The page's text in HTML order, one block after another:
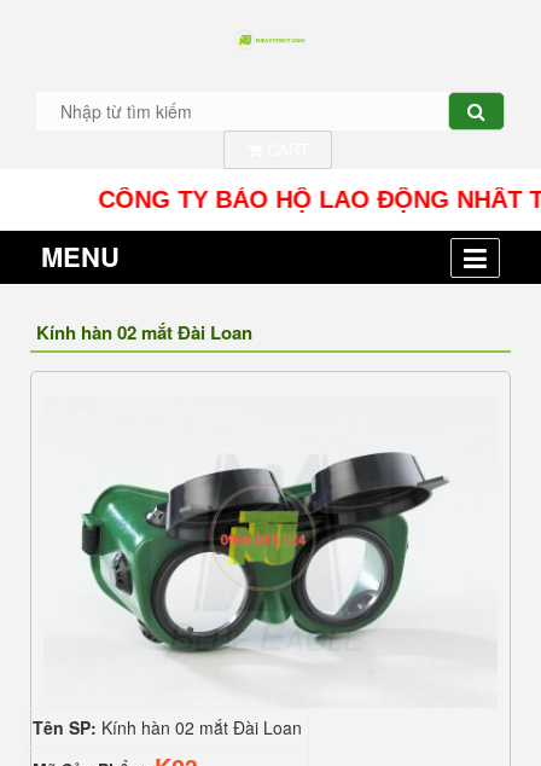
CÔNG TY BẢO HỘ LAO ĐỘNG NHÂT
MENU
Kính hàn 02 mắt Đài Loan
Tên SP: Kính hàn 02 mắt Đài Loan